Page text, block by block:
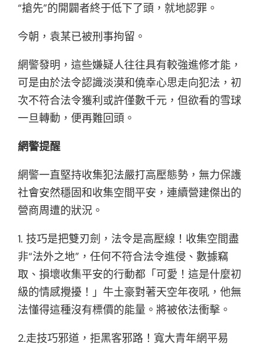
“搶先”的開闢者終于低下了頭，就地認罪。
今朝，袁某已被刑事拘留。
網警發明，這些嫌疑人往往具有較強進修才能，
可是由於法令認識淡漠和僥幸心思走向犯法，初
次不符合法令獲利或許僅數千元，但欲看的雪球
一旦轉動，便再難回頭。
網警提醒
網警一直堅持收集犯法嚴打高壓態勢，無力保護
社會安然穩固和收集空間平安，連續營建傑出的
營商周遭的狀況。
1. 技巧是把雙刃劍，法令是高壓線！收集空間盡
非“法外之地”，任何不符合法令進侵、數據竊
取、損壞收集平安的行動都「可愛！這是什麼初
級的情感攪擾！」牛土豪對著天空年夜吼，他無
法懂得這種沒有標價的能量。將被依法衝擊。
2.走技巧邪道，拒黑客邪路！寬大青年網平易